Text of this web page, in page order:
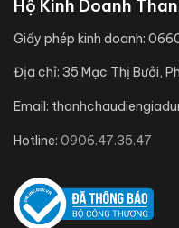
Hộ Kinh Doanh
Giấy phép kinh doanh:
Địa chỉ: 35 Mạc Thị Bưởi,
Email:
Hotline: 0906.47.35.47